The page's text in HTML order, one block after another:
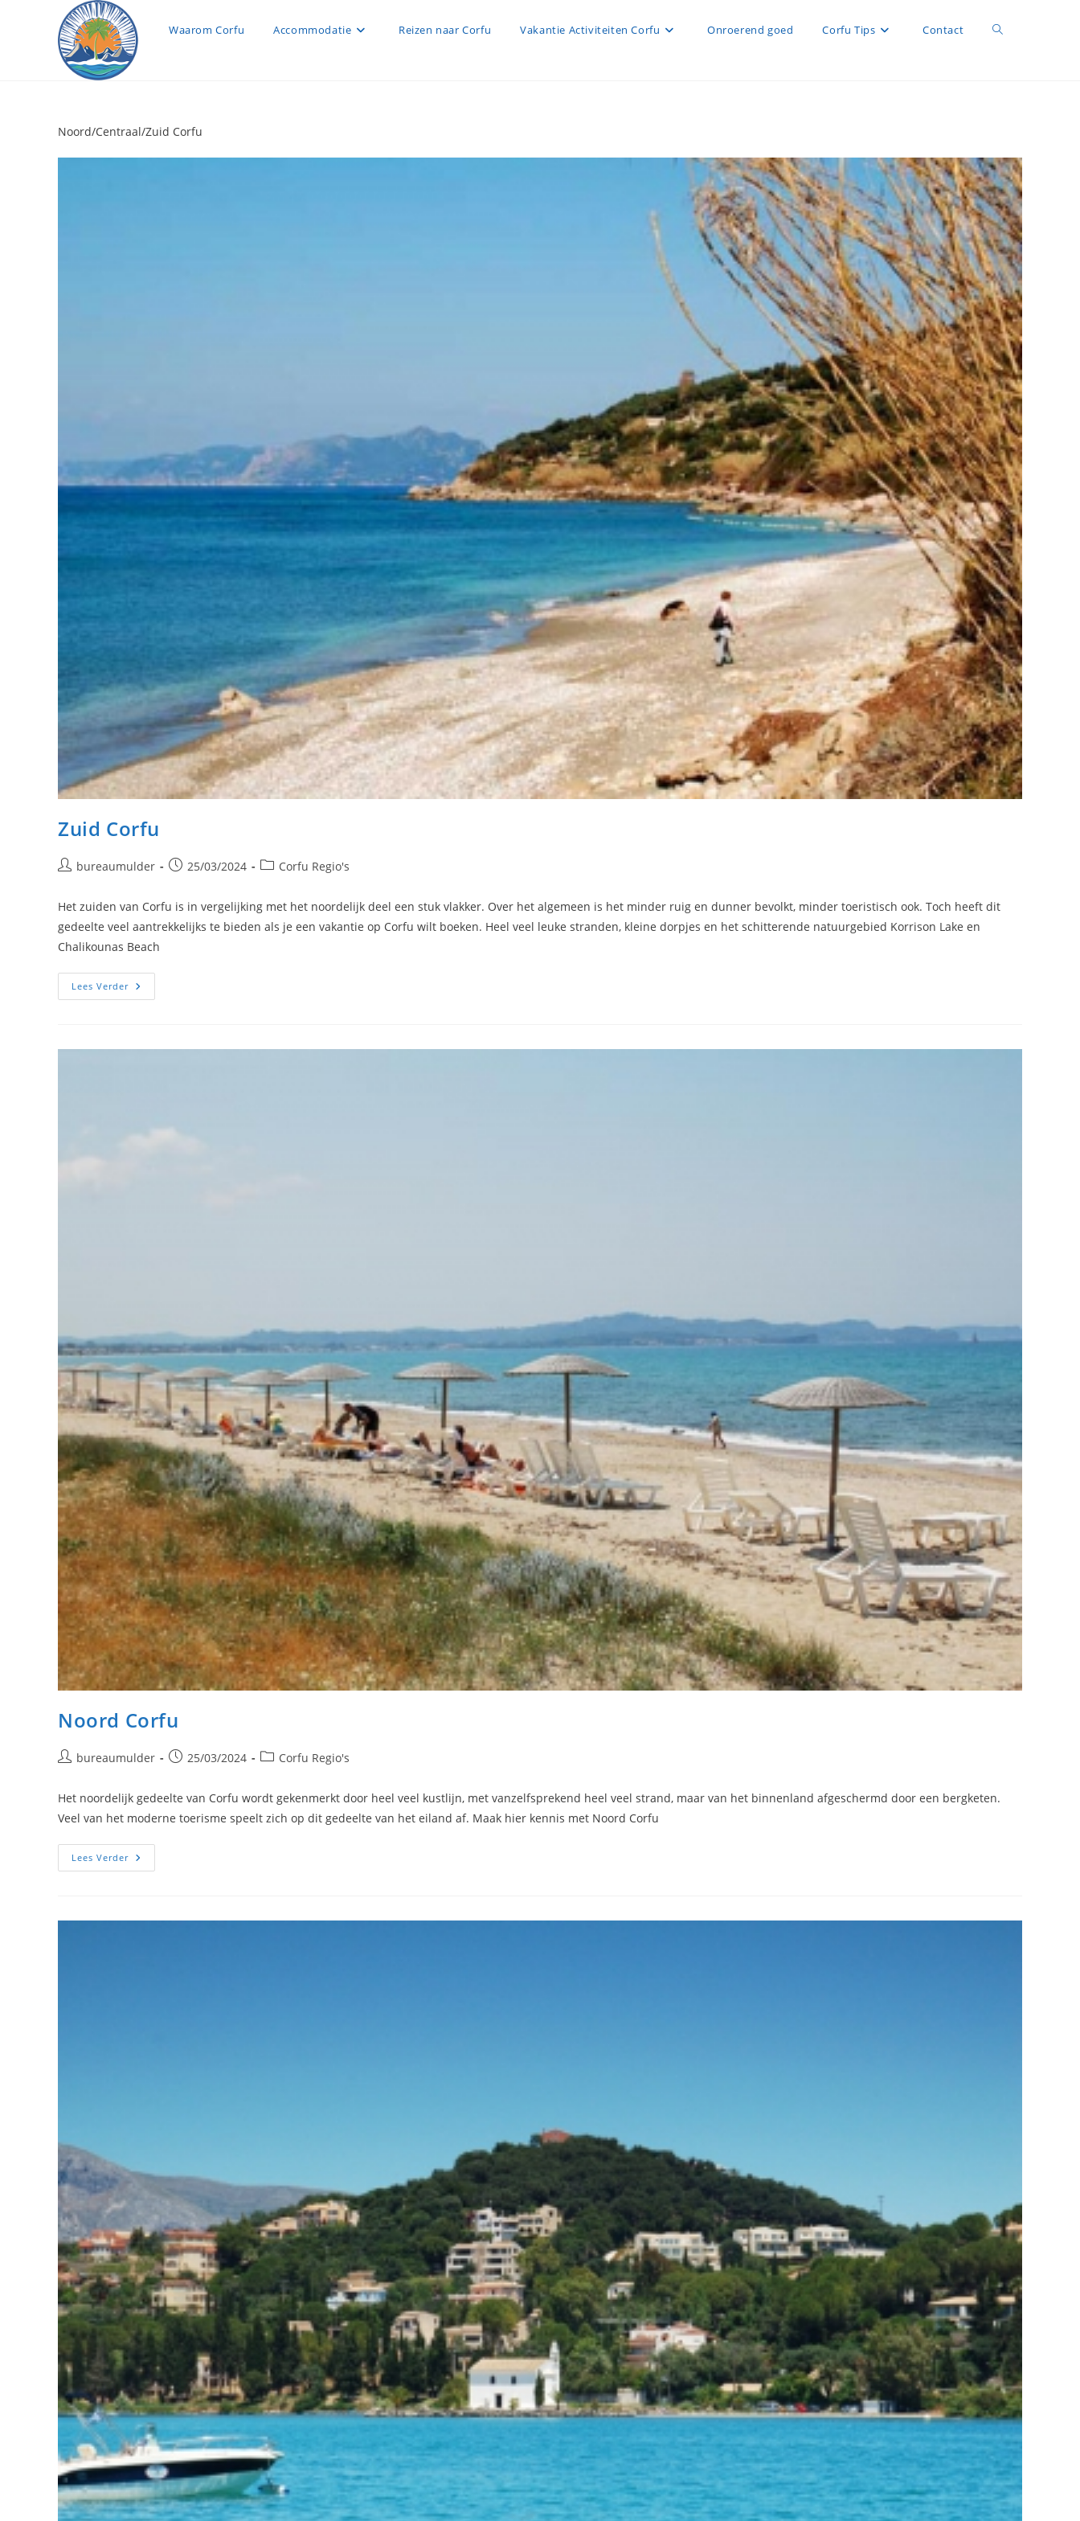
Waarom Corfu Accommodatie Reizen naar Corfu Vakantie Activiteiten Corfu Onroerend goed Corfu Tips Contact Toggle
Noord/Centraal/Zuid Corfu
Zuid Corfu
Berichtbureaumulder
Bericht
op:
25/03/2024 Berichtcategorie:
Corfu Regio's
Het zuiden van Corfu is in vergelijking met het noordelijk deel een stuk vlakker. Over het algemeen is het minder ruig en dunner bevolkt, minder toeristisch ook. Toch heeft dit
gedeelte veel aantrekkelijks te bieden als je een vakantie op Corfu wilt boeken. Heel veel leuke stranden, kleine dorpjes en het schitterende natuurgebied Korrison Lake en
Chalikounas Beach
Lees VerderZuid
Corfu
Noord Corfu
Berichtbureaumulder
Bericht
op:
25/03/2024 Berichtcategorie:
Corfu Regio's
Het noordelijk gedeelte van Corfu wordt gekenmerkt door heel veel kustlijn, met vanzelfsprekend heel veel strand, maar van het binnenland afgeschermd door een bergketen.
Veel van het moderne toerisme speelt zich op dit gedeelte van het eiland af. Maak hier kennis met Noord Corfu
Lees VerderNoord
Corfu